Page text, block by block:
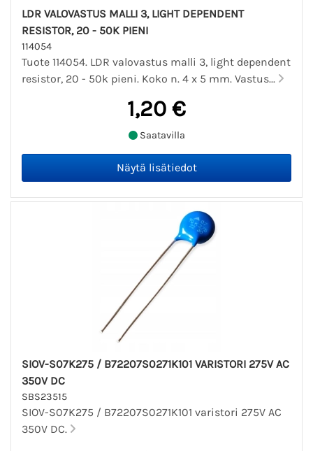
LDR VALOVASTUS MALLI 3, LIGHT DEPENDENT
RESISTOR, 20 - 50K PIENI
114054
Tuote 114054. LDR valovastus malli 3, light dependent
resistor, 20 - 50k pieni. Koko n. 4 x 5 mm. Vastus...
1,20 €
Saatavilla
SIOV-S07K275 / B72207S0271K101 VARISTORI 275V AC
350V DC
SBS23515
SIOV-S07K275 / B72207S0271K101 varistori 275V AC
350V DC.